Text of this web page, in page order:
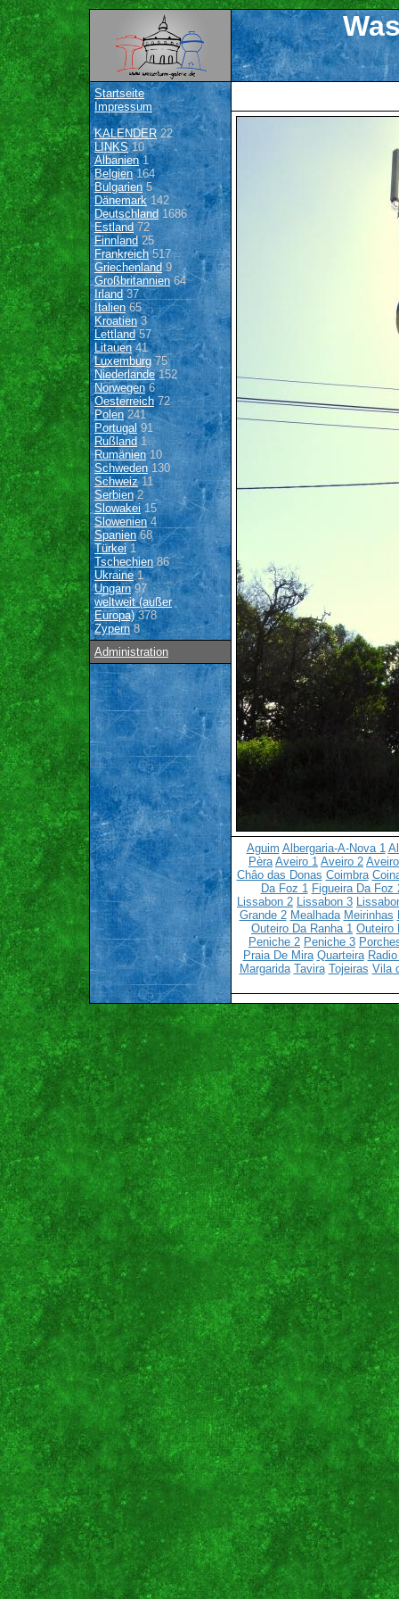
Startseite
Impressum
KALENDER22
LINKS10
Albanien1
Belgien164
Bulgarien 5
Dänemark142
Deutschland 1686
Estland 72
Finnland 25
Frankreich517
Griechenland9
Großbritannien64
Irland 37
Italien65
Kroatien3
Lettland57
Litauen41
Luxemburg 75
Niederlande152
Norwegen6
Oesterreich72
Polen 241
Portugal91
Rußland 1
Rumänien10
Schweden 130
Schweiz11
Serbien2
Slowakei15
Slowenien4
Spanien68
Türkei1
Tschechien 86
Ukraine1
Ungarn97
weltweit (außer
Europa)378
Zypern8
Administration
Aguim Albergaria-A-Nova 1
Pèra Aveiro 1 Aveiro 2
Châo das Donas Coimbra
Da Foz 1 Figueira Da Foz
Lissabon 2 Lissabon 3
Grande 2 Mealhada Meirinhas
Outeiro Da Ranha 1 Outeiro
Peniche 2 Peniche 3
Praia De Mira Quarteira
Margarida Tavira Tojeiras Vila